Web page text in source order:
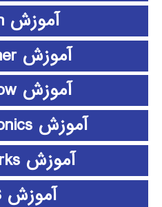
آموزش python
آموزش rapidminer
آموزش ShowFlow
آموزش SimElectronics
آموزش SolidWorks
آموزش SPSS